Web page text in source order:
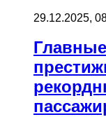
29.12.2025,